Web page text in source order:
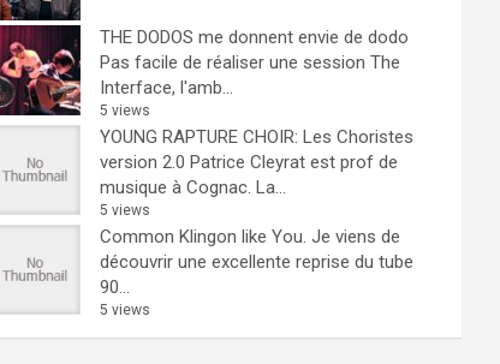
THE DODOS me donnent envie de dodo
Pas facile de réaliser une session The
Interface, l'amb...
5 views
YOUNG RAPTURE CHOIR: Les Choristes
version 2.0 Patrice Cleyrat est prof de
musique à Cognac. La...
5 views
Common Klingon like You. Je viens de
découvrir une excellente reprise du tube
90...
5 views